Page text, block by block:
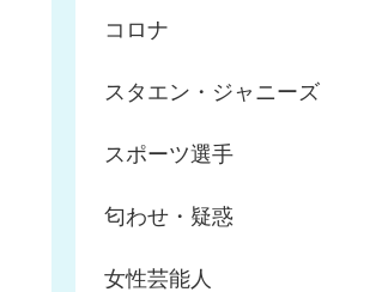
コロナ
スタエン・ジャニーズ
スポーツ選手
匂わせ・疑惑
女性芸能人